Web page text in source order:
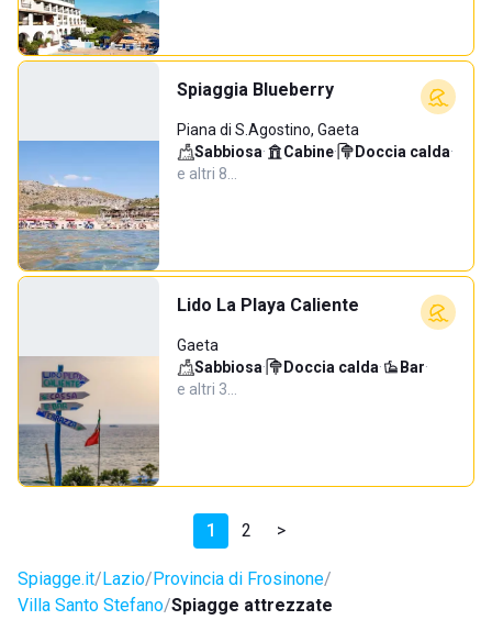
Spiaggia Blueberry
Piana di S.Agostino, Gaeta
Sabbiosa· Cabine· Doccia calda·
e altri 8…
Lido La Playa Caliente
Gaeta
Sabbiosa· Doccia calda· Bar·
e altri 3…
1 2 >
Spiagge.it Lazio Provincia di Frosinone
Villa Santo Stefano Spiagge attrezzate